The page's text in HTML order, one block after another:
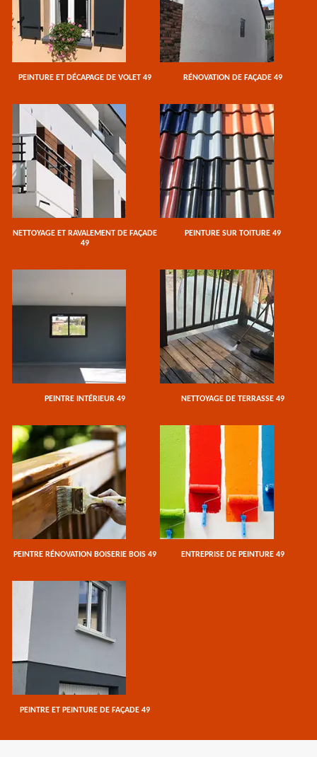
PEINTURE ET DÉCAPAGE DE VOLET 49 RÉNOVATION DE FAÇADE 49
NETTOYAGE ET RAVALEMENT DE FAÇADE
49
PEINTURE SUR TOITURE 49
PEINTRE INTÉRIEUR 49 NETTOYAGE DE TERRASSE 49
PEINTRE RÉNOVATION BOISERIE BOIS 49 ENTREPRISE DE PEINTURE 49
PEINTRE ET PEINTURE DE FAÇADE 49